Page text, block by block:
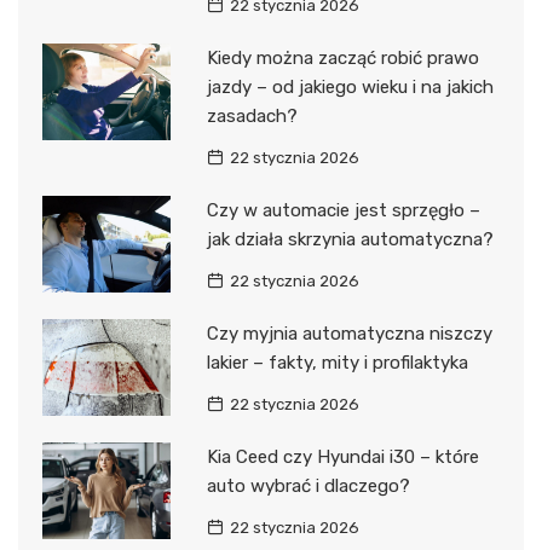
22 stycznia 2026
Kiedy można zacząć robić prawo
jazdy – od jakiego wieku i na jakich
zasadach?
22 stycznia 2026
Czy w automacie jest sprzęgło –
jak działa skrzynia automatyczna?
22 stycznia 2026
Czy myjnia automatyczna niszczy
lakier – fakty, mity i profilaktyka
22 stycznia 2026
Kia Ceed czy Hyundai i30 – które
auto wybrać i dlaczego?
22 stycznia 2026